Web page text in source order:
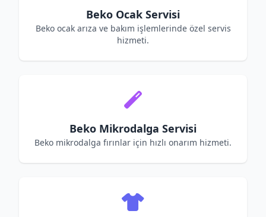
Beko Ocak Servisi
Beko ocak arıza ve bakım işlemlerinde özel servis
hizmeti.
Beko Mikrodalga Servisi
Beko mikrodalga fırınlar için hızlı onarım hizmeti.